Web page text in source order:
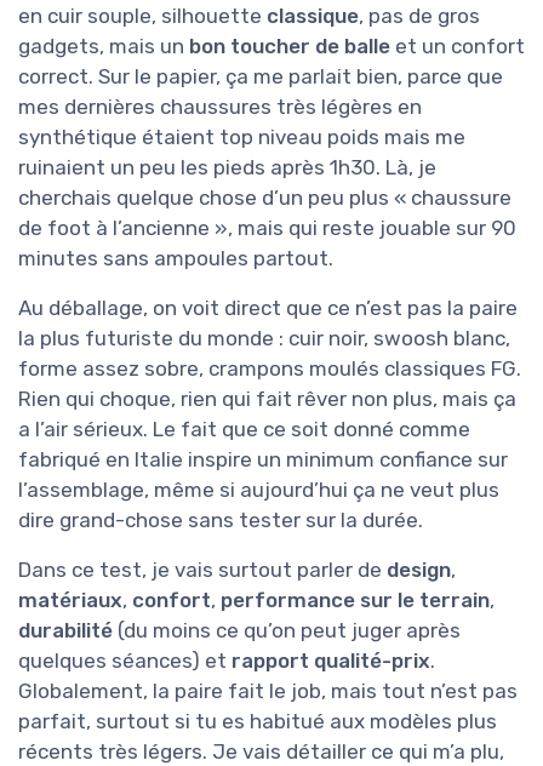
en cuir souple, silhouette classique, pas de gros
gadgets, mais un bon toucher de balle et un confort
correct. Sur le papier, ça me parlait bien, parce que
mes dernières chaussures très légères en
synthétique étaient top niveau poids mais me
ruinaient un peu les pieds après 1h30. Là, je
cherchais quelque chose d’un peu plus « chaussure
de foot à l’ancienne », mais qui reste jouable sur 90
minutes sans ampoules partout.
Au déballage, on voit direct que ce n’est pas la paire
la plus futuriste du monde : cuir noir, swoosh blanc,
forme assez sobre, crampons moulés classiques FG.
Rien qui choque, rien qui fait rêver non plus, mais ça
a l’air sérieux. Le fait que ce soit donné comme
fabriqué en Italie inspire un minimum confiance sur
l’assemblage, même si aujourd’hui ça ne veut plus
dire grand-chose sans tester sur la durée.
Dans ce test, je vais surtout parler de design,
matériaux, confort, performance sur le terrain,
durabilité (du moins ce qu’on peut juger après
quelques séances) et rapport qualité-prix.
Globalement, la paire fait le job, mais tout n’est pas
parfait, surtout si tu es habitué aux modèles plus
récents très légers. Je vais détailler ce qui m’a plu,